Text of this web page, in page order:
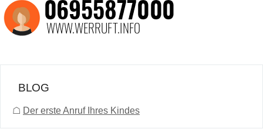
BLOG
☖ Der erste Anruf Ihres Kindes